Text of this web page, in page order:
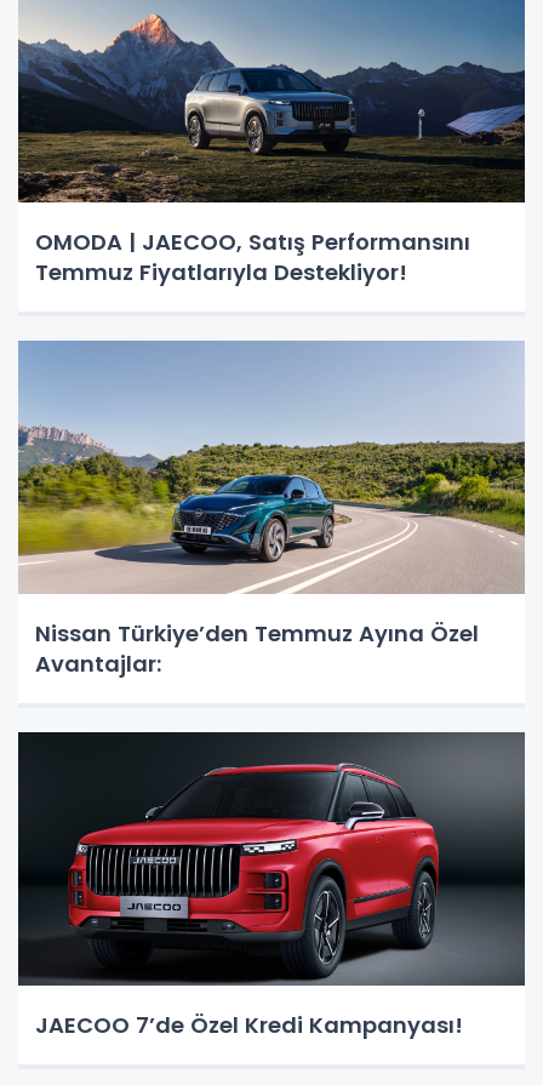
OMODA | JAECOO, Satış Performansını
Temmuz Fiyatlarıyla Destekliyor!
Nissan Türkiye’den Temmuz Ayına Özel
Avantajlar:
JAECOO 7’de Özel Kredi Kampanyası!